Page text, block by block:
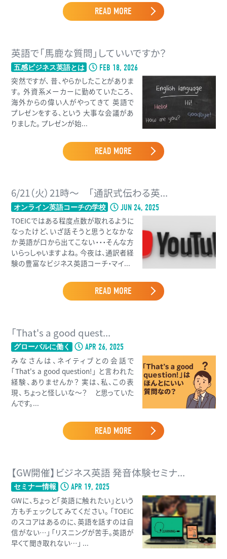
READ MORE
英語で「馬鹿な質問」していいですか？
五感ビジネス英語とは FEB 18, 2026
突然ですが、 昔、やらかしたことがありま
す。 外資系メーカーに勤めていたころ、
海外からの偉い人がやってきて 英語で
プレゼンをする、という 大事な会議があ
りました。 プレゼンが始...
READ MORE
6/21（火）21時〜 「通訳式伝わる英...
オンライン英語コーチの学校 JUN 24, 2025
TOEICではある程度点数が取れるように
なったけど、いざ話そうと思うとなかな
か英語が口から出てこない・・・そんな方
いらっしゃいますよね。 今夜は、通訳者経
験の豊富なビジネス英語コーチ・マイ...
READ MORE
「That's a good quest...
グローバルに働く APR 26, 2025
みなさんは、ネイティブとの会話で
「That's a good question!」 と言われた
経験、ありませんか？ 実は、私、この表
現、 ちょっと怪しいな〜？ と思っていた
んです。...
READ MORE
【GW開催】ビジネス英語 発音体験セミナ...
セミナー情報 APR 19, 2025
GWに、ちょっと「英語に触れたい」という
方もチェックしてみてください。 「TOEIC
のスコアはあるのに、英語を話すのは自
信がない…」 「リスニングが苦手。英語が
早くて聞き取れない…」 ...